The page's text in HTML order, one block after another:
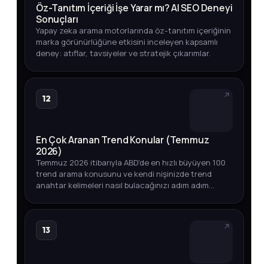
Öz-Tanıtım İçeriği İşe Yarar mı? AI SEO Deneyi
Sonuçları
Yapay zeka arama motorlarında öz-tanıtım içeriğinin
marka görünürlüğüne etkisini inceleyen kapsamlı
deney: atıflar, tavsiyeler ve stratejik çıkarımlar.
12
En Çok Aranan Trend Konular (Temmuz
2026)
Temmuz 2026 itibarıyla ABD'de en hızlı büyüyen 100
trend arama konusunu ve kendi nişinizde trend
anahtar kelimeleri nasıl bulacağınızı adım adım
13